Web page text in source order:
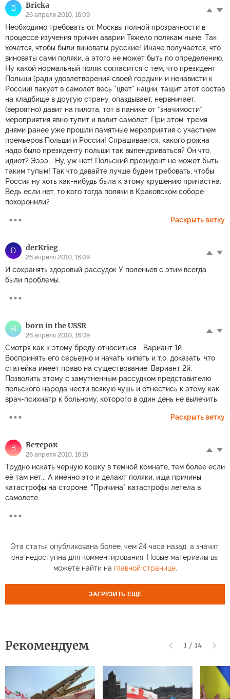
B Bricka
26 апреля 2010, 16:09
Необходимо требовать от Москвы полной прозрачности в
процессе изучения причин аварии Тяжело полякам ныне. Так
хочется, чтобы были виноваты русские! Иначе получается, что
виноваты сами поляки, а этого не может быть по определению.
Ну какой нормальный поляк согласится с тем, что президент
Польши (ради удовлетворения своей гордыни и ненависти к
России) пакует в самолет весь *цвет* нации, тащит этот состав
на кладбище в другую страну, опаздывает, нервничает,
(вероятно) давит на пилота, тот в панике от *значимости*
мероприятия явно тупит и валит самолет. При этом, тремя
днями ранее уже прошли памятные мероприятия с участием
премьеров Польши и России! Спрашивается: какого рожна
надо было президенту польши так выпендриваться? Он что,
идиот? Ээээ... Ну, уж нет! Польский президент не может быть
таким тупым! Так что давайте лучше будем требовать, чтобы
Россия ну хоть как-нибудь была к этому крушению причастна.
Ведь если нет, то кого тогда поляки в Краковском соборе
похоронили?
Раскрыть ветку
D derKrieg
26 апреля 2010, 16:09
И сохранять здоровый рассудок У поленьев с этим всегда
были проблемы.
BI born in the USSR
26 апреля 2010, 16:09
Смотря как к этому бреду относиться... Вариант 1й.
Воспринять его серьезно и начать кипеть и т.о. доказать, что
статейка имеет право на существование. Вариант 2й.
Позволить этому с замутненным рассудком представителю
польского народа нести всякую чушь и отнестись к этому как
врач-психиатр к больному, которого в один день не вылечить.
Раскрыть ветку
В Ветерок
26 апреля 2010, 16:15
Трудно искать черную кошку в темной комнате, тем более если
её там нет... А именно это и делают поляки, ища причины
катастрофы на стороне. "Причина" катастрофы летела в
самолете.
Эта статья опубликована более, чем 24 часа назад, а значит,
она недоступна для комментирования. Новые материалы вы
можете найти на главной странице.
ЗАГРУЗИТЬ ЕЩЕ
Рекомендуем 1 / 14